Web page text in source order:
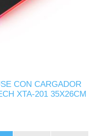
CON CARGADOR
XTA-201 35X26CM